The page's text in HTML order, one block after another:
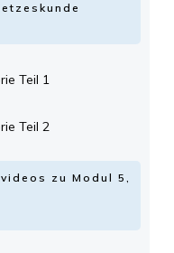
Teil 1
Teil 2
zu Modul 5,